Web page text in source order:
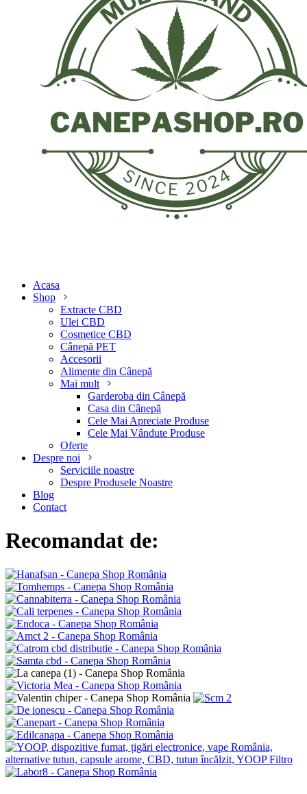
Acasa
Shop
Extracte CBD
Ulei CBD
Cosmetice CBD
Cânepă PET
Accesorii
Alimente din Cânepă
Mai mult
Garderoba din Cânepă
Casa din Cânepă
Cele Mai Apreciate Produse
Cele Mai Vândute Produse
Oferte
Despre noi
Serviciile noastre
Despre Produsele Noastre
Blog
Contact
Recomandat de: